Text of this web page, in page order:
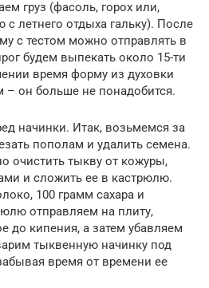
груз (фасоль, горох или,
летнего отдыха гальку). После
с тестом можно отправлять в
будем выпекать около 15-ти
время форму из духовки
– он больше не понадобится.
начинки. Итак, возьмемся за
пополам и удалить семена.
очистить тыкву от кожуры,
и сложить ее в кастрюлю.
100 грамм сахара и
отправляем на плиту,
до кипения, а затем убавляем
тыквенную начинку под
время от времени ее